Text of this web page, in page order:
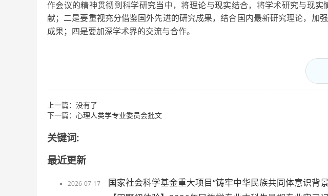
作会议的精神贯彻到科学研究当中，将理论与现实结合，将学术研究与现
献；二是要重视充分借鉴国外先进的研究成果，结合国内最新研究理论，加
成果；四是要加深学术界的交流与合作。
上一篇：没有了
下一篇： 心理人类学专业委员会批文
关键词:
最近更新
2026-07-17 国家社会科学基金重大项目“铸牢中华民族共同体意识背